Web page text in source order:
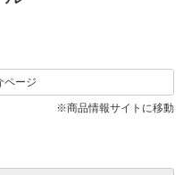
ページ
※商品情報サイトに移動